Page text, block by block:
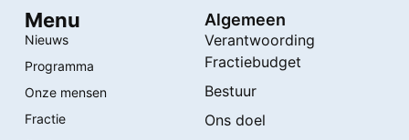
Menu
Nieuws
Programma
Onze mensen
Fractie
Algemeen
Verantwoording
Fractiebudget
Bestuur
Ons doel